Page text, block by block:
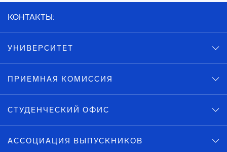
КОНТАКТЫ:
УНИВЕРСИТЕТ
ПРИЕМНАЯ КОМИССИЯ
СТУДЕНЧЕСКИЙ ОФИС
АССОЦИАЦИЯ ВЫПУСКНИКОВ